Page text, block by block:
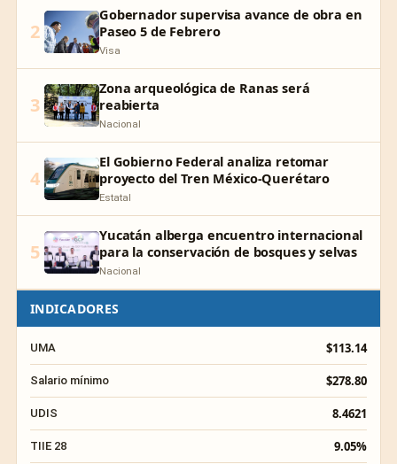
2
Gobernador supervisa avance de obra en
Paseo 5 de Febrero
Visa
3
Zona arqueológica de Ranas será
reabierta
Nacional
4
El Gobierno Federal analiza retomar
proyecto del Tren México-Querétaro
Estatal
5
Yucatán alberga encuentro internacional
para la conservación de bosques y selvas
Nacional
INDICADORES
UMA $113.14
Salario mínimo $278.80
UDIS 8.4621
TIIE 28 9.05%